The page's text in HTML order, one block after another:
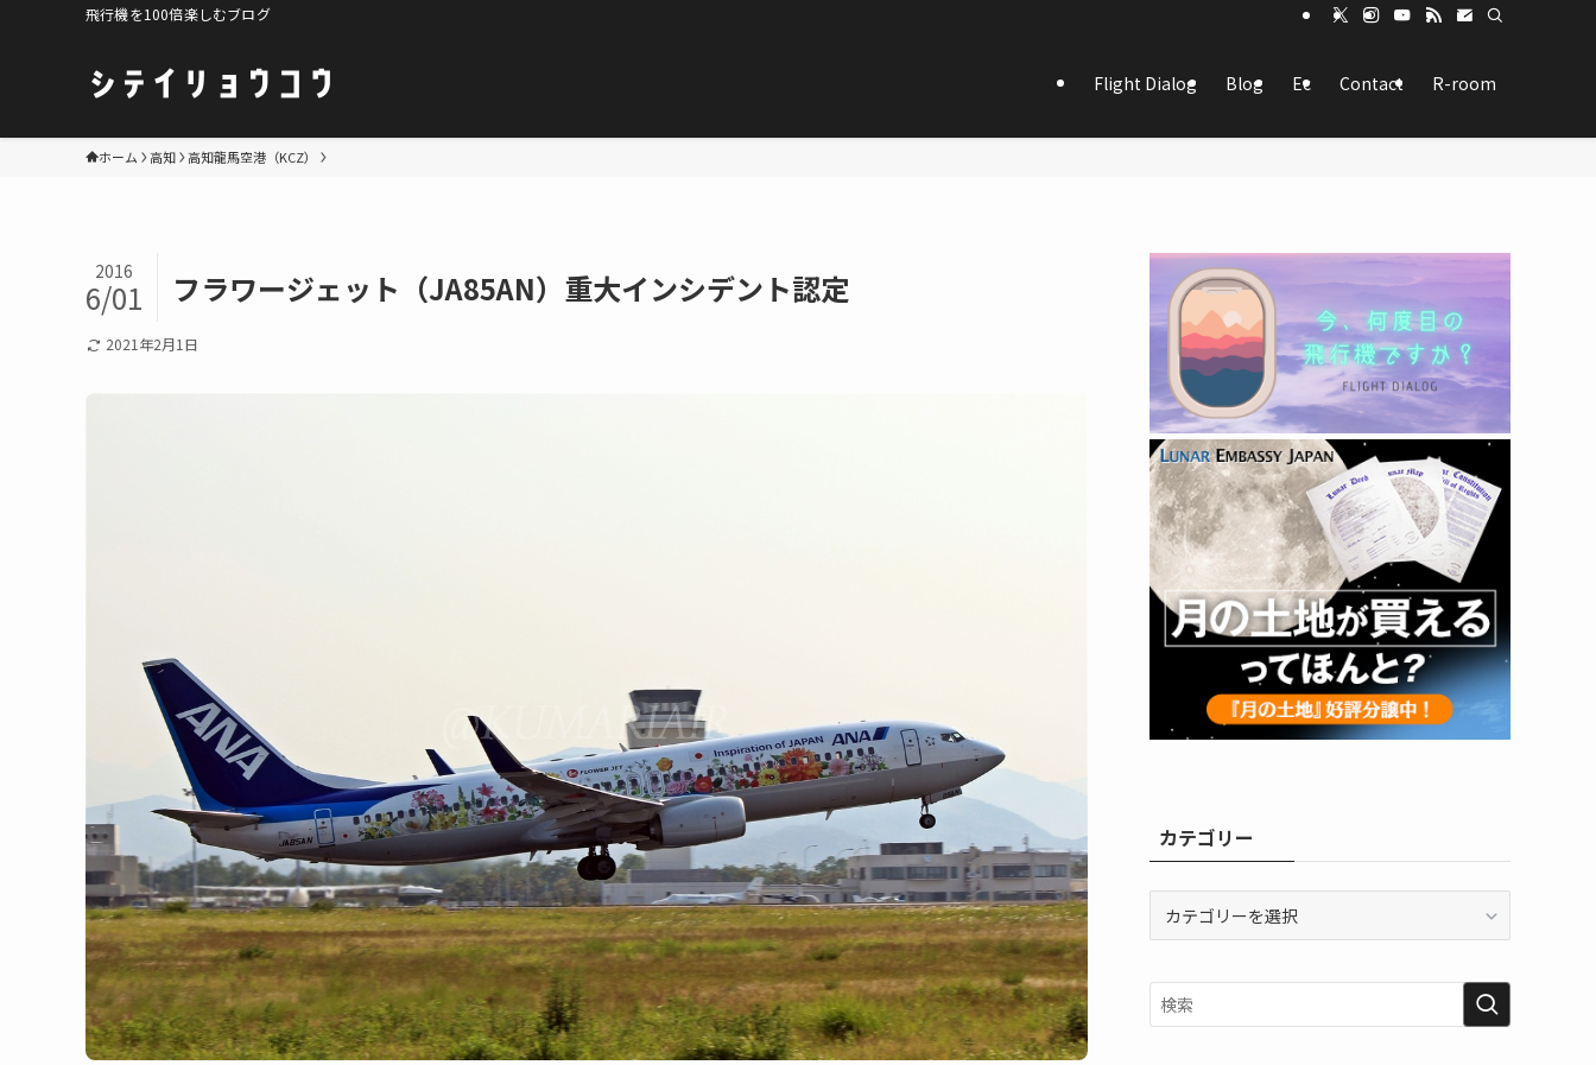
飛行機を100倍楽しむブログ
Flight Dialog Blog Ec Contact R-room
ホーム 高知 高知龍馬空港（KCZ）
フラワージェット（JA85AN）重大インシデント認定
2016
6/01
2021年2月1日
カテゴリー
リ
ー